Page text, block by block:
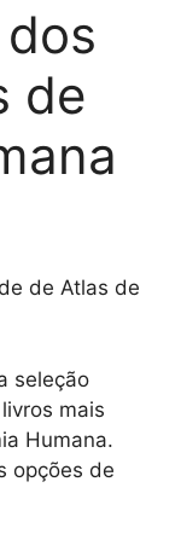
de
de Atlas de
seleção
mais
Humana.
opções de